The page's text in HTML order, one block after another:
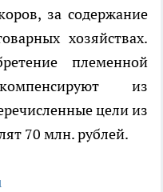
за содержание
хозяйствах.
племенной
из
цели из
70 млн. рублей.